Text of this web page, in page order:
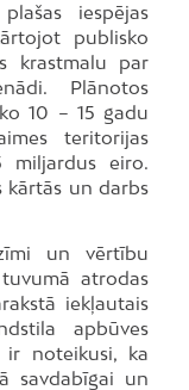
iespējas
publisko
krastmalu par
Plānotos
10 – 15 gadu
teritorijas
miljardus eiro.
kārtās un darbs
un vērtību
atrodas
iekļautais
apbūves
ir noteikusi, ka
savdabīgai un